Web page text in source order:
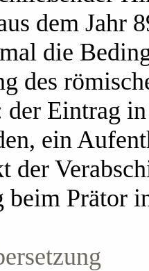
dem Jahr
die
des
der Eintrag
ein
der
beim Prätor